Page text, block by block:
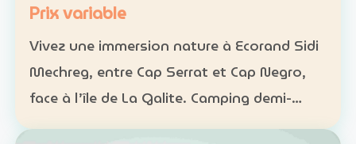
Prix variable
Vivez une immersion nature à Ecorand Sidi
Mechreg, entre Cap Serrat et Cap Negro,
face à l’île de La Galite. Camping demi-
pension : 65 DT Camping pension complète